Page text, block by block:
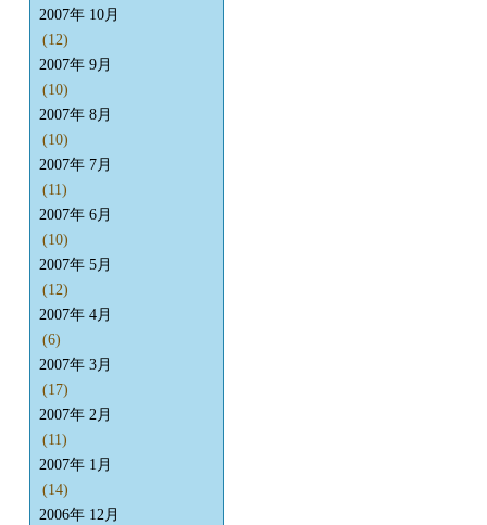
2007年 10月
(12)
2007年 9月
(10)
2007年 8月
(10)
2007年 7月
(11)
2007年 6月
(10)
2007年 5月
(12)
2007年 4月
(6)
2007年 3月
(17)
2007年 2月
(11)
2007年 1月
(14)
2006年 12月